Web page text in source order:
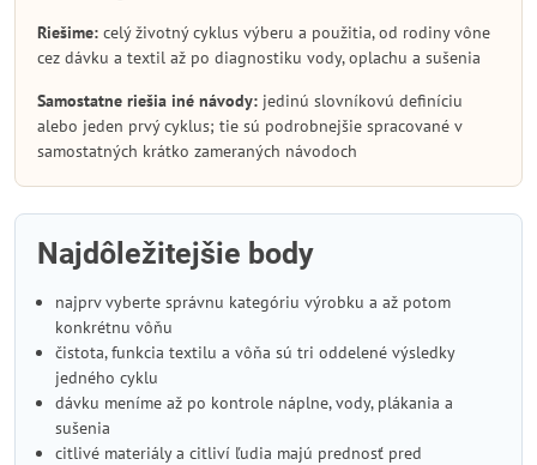
Riešime: celý životný cyklus výberu a použitia, od rodiny vône
cez dávku a textil až po diagnostiku vody, oplachu a sušenia
Samostatne riešia iné návody: jedinú slovníkovú definíciu
alebo jeden prvý cyklus; tie sú podrobnejšie spracované v
samostatných krátko zameraných návodoch
Najdôležitejšie body
najprv vyberte správnu kategóriu výrobku a až potom
konkrétnu vôňu
čistota, funkcia textilu a vôňa sú tri oddelené výsledky
jedného cyklu
dávku meníme až po kontrole náplne, vody, plákania a
sušenia
citlivé materiály a citliví ľudia majú prednosť pred